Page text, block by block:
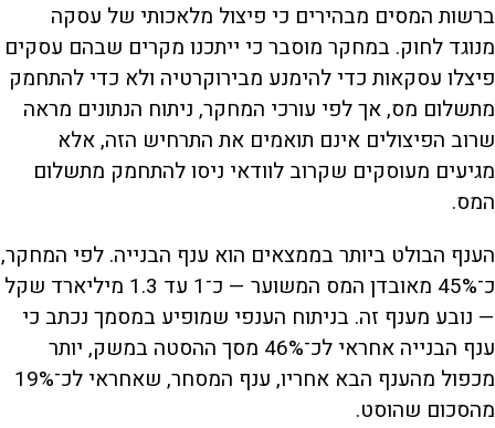
ברשות המסים מבהירים כי פיצול מלאכותי של עסקה
מנוגד לחוק. במחקר מוסבר כי ייתכנו מקרים שבהם עסקים
פיצלו עסקאות כדי להימנע מבירוקרטיה ולא כדי להתחמק
מתשלום מס, אך לפי עורכי המחקר, ניתוח הנתונים מראה
שרוב הפיצולים אינם תואמים את התרחיש הזה, אלא
מגיעים מעוסקים שקרוב לוודאי ניסו להתחמק מתשלום
המס.
הענף הבולט ביותר בממצאים הוא ענף הבנייה. לפי המחקר,
כ־45% מאובדן המס המשוער — כ־1 עד 1.3 מיליארד שקל
— נובע מענף זה. בניתוח הענפי שמופיע במסמך נכתב כי
ענף הבנייה אחראי לכ־46% מסך ההסטה במשק, יותר
מכפול מהענף הבא אחריו, ענף המסחר, שאחראי לכ־19%
מהסכום שהוסט.